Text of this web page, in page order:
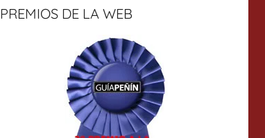
PREMIOS DE LA WEB